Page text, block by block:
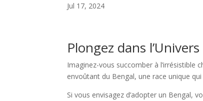
Jul 17, 2024
Plongez dans
Imaginez-vous succomber à l’irrésistible
envoûtant du Bengal, une race unique
Si vous envisagez d’adopter un Bengal,